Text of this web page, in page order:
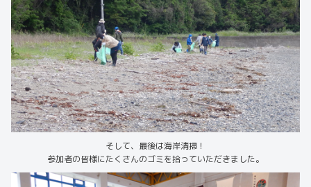
そして、最後は海岸清掃！
参加者の皆様にたくさんのゴミを拾っていただきました。